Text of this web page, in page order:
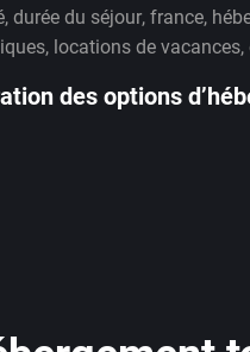
, durée du séjour, france,
, locations de vacances,
des options